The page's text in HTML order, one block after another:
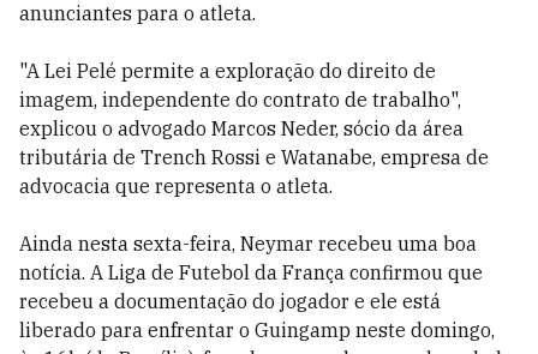
anunciantes para o atleta.
"A Lei Pelé permite a exploração do direito de
imagem, independente do contrato de trabalho",
explicou o advogado Marcos Neder, sócio da área
tributária de Trench Rossi e Watanabe, empresa de
advocacia que representa o atleta.
Ainda nesta sexta-feira, Neymar recebeu uma boa
notícia. A Liga de Futebol da França confirmou que
recebeu a documentação do jogador e ele está
liberado para enfrentar o Guingamp neste domingo,